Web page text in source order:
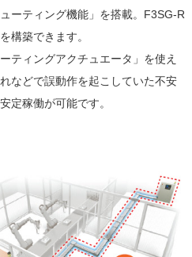
ーティング機能」を搭載。F3SG-R
構築できます。
ティングアクチュエータ」を使え
などで誤動作を起こしていた不安
定稼働が可能です。